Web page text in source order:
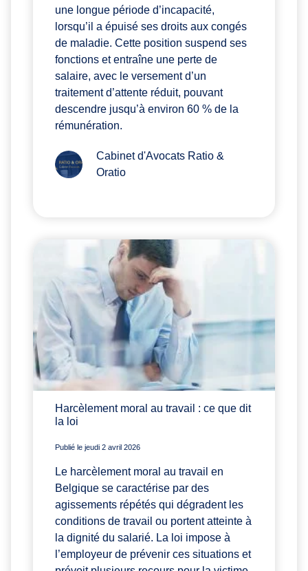
une longue période d’incapacité,
lorsqu’il a épuisé ses droits aux congés
de maladie. Cette position suspend ses
fonctions et entraîne une perte de
salaire, avec le versement d’un
traitement d’attente réduit, pouvant
descendre jusqu’à environ 60 % de la
rémunération.
Cabinet d'Avocats Ratio &
Oratio
Harcèlement moral au travail : ce que dit
la loi
Publié le jeudi 2 avril 2026
Le harcèlement moral au travail en
Belgique se caractérise par des
agissements répétés qui dégradent les
conditions de travail ou portent atteinte à
la dignité du salarié. La loi impose à
l’employeur de prévenir ces situations et